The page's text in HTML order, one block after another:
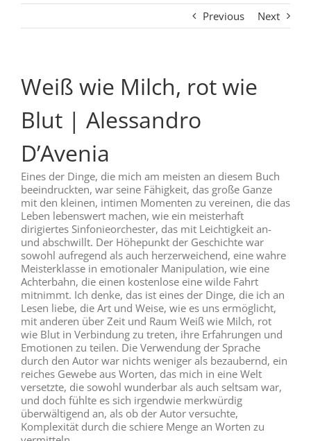
Previous Next
Weiß wie Milch, rot wie
Blut | Alessandro
D’Avenia
Eines der Dinge, die mich am meisten an diesem Buch
beeindruckten, war seine Fähigkeit, das große Ganze
mit den kleinen, intimen Momenten zu vereinen, die das
Leben lebenswert machen, wie ein meisterhaft
dirigiertes Sinfonieorchester, das mit Leichtigkeit an-
und abschwillt. Der Höhepunkt der Geschichte war
sowohl aufregend als auch herzerweichend, eine wahre
Meisterklasse in emotionaler Manipulation, wie eine
Achterbahn, die einen kostenlose eine wilde Fahrt
mitnimmt. Ich denke, das ist eines der Dinge, die ich an
Lesen liebe, die Art und Weise, wie es uns ermöglicht,
mit anderen über Zeit und Raum Weiß wie Milch, rot
wie Blut in Verbindung zu treten, ihre Erfahrungen und
Emotionen zu teilen. Die Verwendung der Sprache
durch den Autor war nichts weniger als bezaubernd, ein
reiches Gewebe aus Worten, das mich in eine Welt
versetzte, die sowohl wunderbar als auch seltsam war,
und doch fühlte es sich irgendwie merkwürdig
überwältigend an, als ob der Autor versuchte,
Komplexität durch die schiere Menge an Worten zu